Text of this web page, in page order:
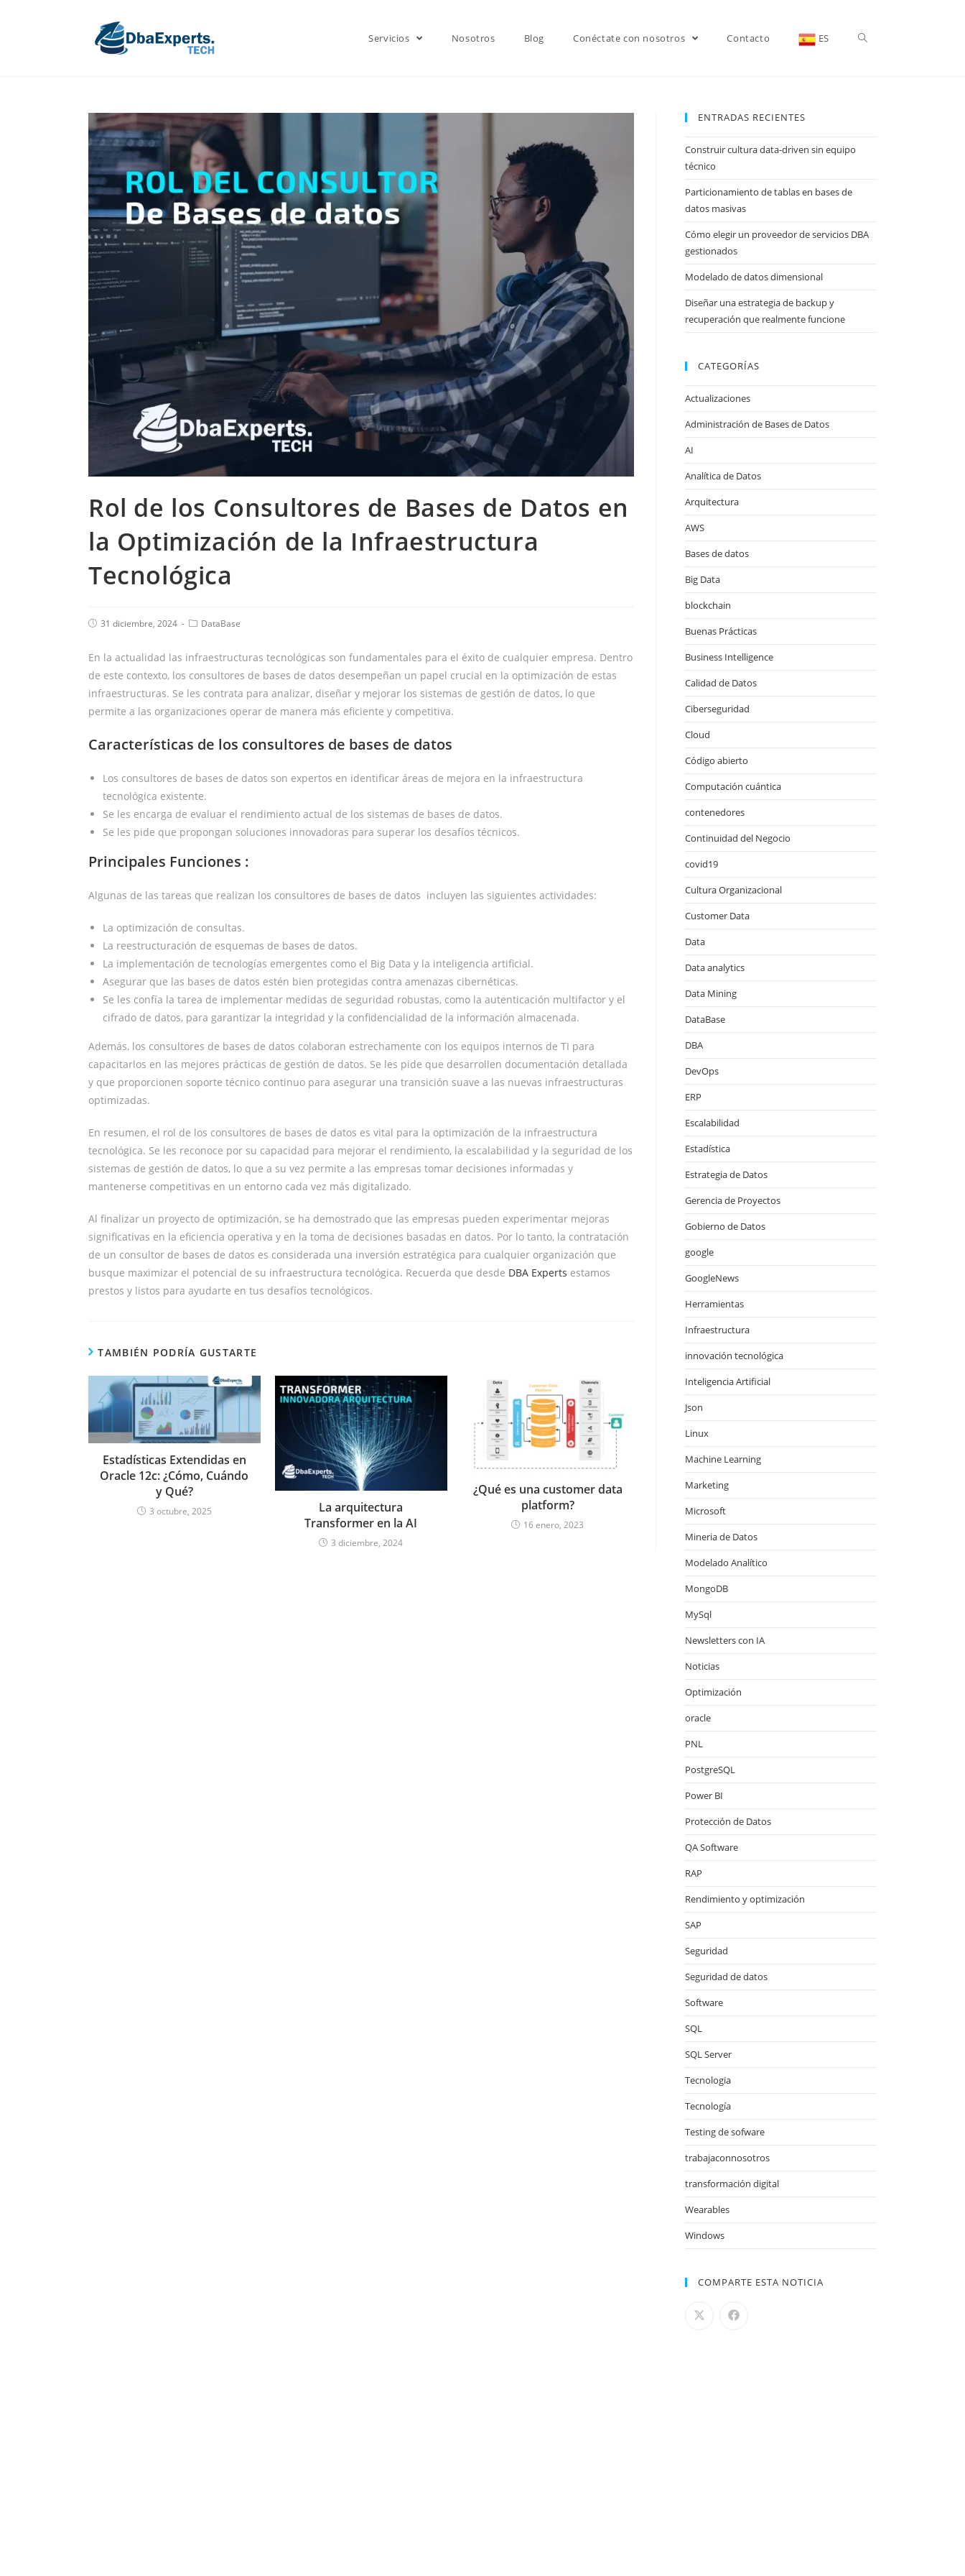
Servicios Nosotros Blog Conéctate con nosotros Contacto ES
Rol de los Consultores de Bases de Datos en
la Optimización de la Infraestructura
Tecnológica
31 diciembre, 2024 DataBase
En la actualidad las infraestructuras tecnológicas son fundamentales para el éxito de cualquier empresa. Dentro
de este contexto, los consultores de bases de datos desempeñan un papel crucial en la optimización de estas
infraestructuras. Se les contrata para analizar, diseñar y mejorar los sistemas de gestión de datos, lo que
permite a las organizaciones operar de manera más eficiente y competitiva.
Características de los consultores de bases de datos
Los consultores de bases de datos son expertos en identificar áreas de mejora en la infraestructura
tecnológica existente.
Se les encarga de evaluar el rendimiento actual de los sistemas de bases de datos.
Se les pide que propongan soluciones innovadoras para superar los desafíos técnicos.
Principales Funciones :
Algunas de las tareas que realizan los consultores de bases de datos incluyen las siguientes actividades:
La optimización de consultas.
La reestructuración de esquemas de bases de datos.
La implementación de tecnologías emergentes como el Big Data y la inteligencia artificial.
Asegurar que las bases de datos estén bien protegidas contra amenazas cibernéticas.
Se les confía la tarea de implementar medidas de seguridad robustas, como la autenticación multifactor y el
cifrado de datos, para garantizar la integridad y la confidencialidad de la información almacenada.
Además, los consultores de bases de datos colaboran estrechamente con los equipos internos de TI para
capacitarlos en las mejores prácticas de gestión de datos. Se les pide que desarrollen documentación detallada
y que proporcionen soporte técnico continuo para asegurar una transición suave a las nuevas infraestructuras
optimizadas.
En resumen, el rol de los consultores de bases de datos es vital para la optimización de la infraestructura
tecnológica. Se les reconoce por su capacidad para mejorar el rendimiento, la escalabilidad y la seguridad de los
sistemas de gestión de datos, lo que a su vez permite a las empresas tomar decisiones informadas y
mantenerse competitivas en un entorno cada vez más digitalizado.
Al finalizar un proyecto de optimización, se ha demostrado que las empresas pueden experimentar mejoras
significativas en la eficiencia operativa y en la toma de decisiones basadas en datos. Por lo tanto, la contratación
de un consultor de bases de datos es considerada una inversión estratégica para cualquier organización que
busque maximizar el potencial de su infraestructura tecnológica. Recuerda que desde DBA Experts estamos
prestos y listos para ayudarte en tus desafíos tecnológicos.
TAMBIÉN PODRÍA GUSTARTE
Estadísticas Extendidas en
Oracle 12c: ¿Cómo, Cuándo
y Qué?
3 octubre, 2025
La arquitectura
Transformer en la AI
3 diciembre, 2024
¿Qué es una customer data
platform?
16 enero, 2023
ENTRADAS RECIENTES
Construir cultura data-driven sin equipo
técnico
Particionamiento de tablas en bases de
datos masivas
Cómo elegir un proveedor de servicios DBA
gestionados
Modelado de datos dimensional
Diseñar una estrategia de backup y
recuperación que realmente funcione
CATEGORÍAS
Actualizaciones
Administración de Bases de Datos
AI
Analítica de Datos
Arquitectura
AWS
Bases de datos
Big Data
blockchain
Buenas Prácticas
Business Intelligence
Calidad de Datos
Ciberseguridad
Cloud
Código abierto
Computación cuántica
contenedores
Continuidad del Negocio
covid19
Cultura Organizacional
Customer Data
Data
Data analytics
Data Mining
DataBase
DBA
DevOps
ERP
Escalabilidad
Estadística
Estrategia de Datos
Gerencia de Proyectos
Gobierno de Datos
google
GoogleNews
Herramientas
Infraestructura
innovación tecnológica
Inteligencia Artificial
Json
Linux
Machine Learning
Marketing
Microsoft
Mineria de Datos
Modelado Analítico
MongoDB
MySql
Newsletters con IA
Noticias
Optimización
oracle
PNL
PostgreSQL
Power BI
Protección de Datos
QA Software
RAP
Rendimiento y optimización
SAP
Seguridad
Seguridad de datos
Software
SQL
SQL Server
Tecnologia
Tecnología
Testing de sofware
trabajaconnosotros
transformación digital
Wearables
Windows
COMPARTE ESTA NOTICIA